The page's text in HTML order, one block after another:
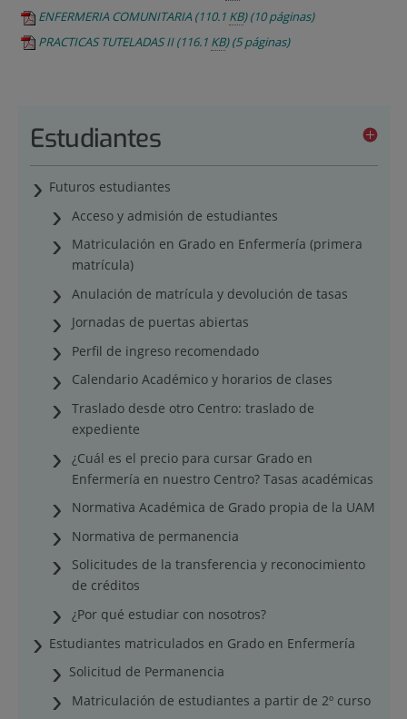
ENFERMERIA COMUNITARIA(110.1 KB)(10 páginas)
PRACTICAS TUTELADAS II(116.1 KB)(5 páginas)
Estudiantes
Futuros estudiantes
Acceso y admisión de estudiantes
Matriculación en Grado en Enfermería (primera
matrícula)
Anulación de matrícula y devolución de tasas
Jornadas de puertas abiertas
Perfil de ingreso recomendado
Calendario Académico y horarios de clases
Traslado desde otro Centro: traslado de
expediente
¿Cuál es el precio para cursar Grado en
Enfermería en nuestro Centro? Tasas académicas
Normativa Académica de Grado propia de la UAM
Normativa de permanencia
Solicitudes de la transferencia y reconocimiento
de créditos
¿Por qué estudiar con nosotros?
Estudiantes matriculados en Grado en Enfermería
Solicitud de Permanencia
Matriculación de estudiantes a partir de 2º curso